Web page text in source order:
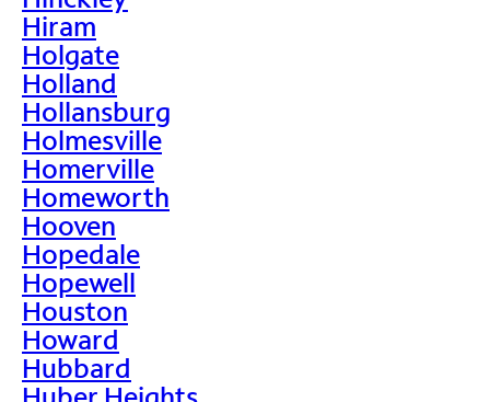
Hiram
Holgate
Holland
Hollansburg
Holmesville
Homerville
Homeworth
Hooven
Hopedale
Hopewell
Houston
Howard
Hubbard